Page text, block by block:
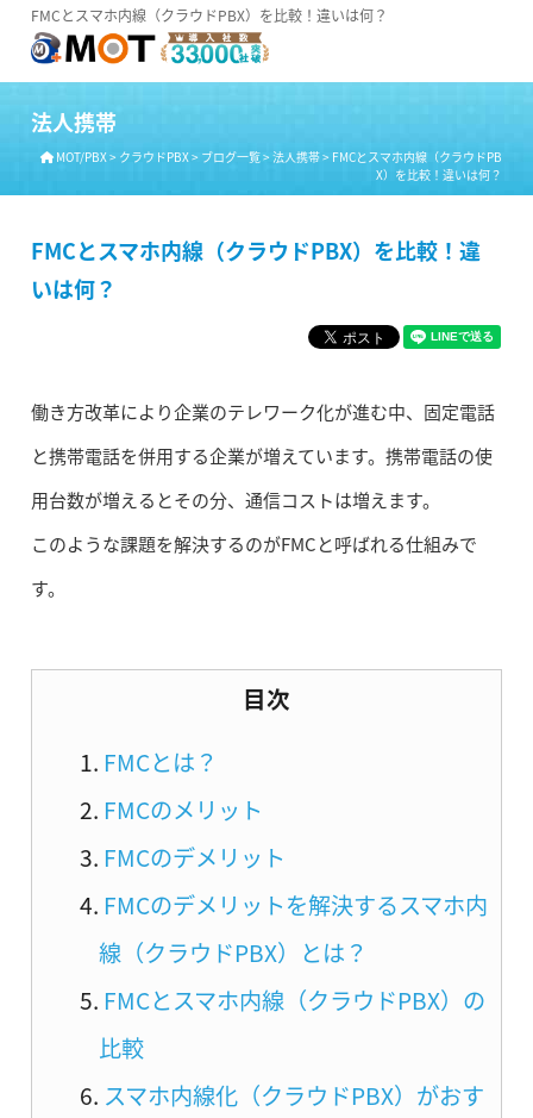
FMCとスマホ内線（クラウドPBX）を比較！違いは何？
法人携帯
MOT/PBX> クラウドPBX> ブログ一覧> 法人携帯> FMCとスマホ内線（クラウドPB
X）を比較！違いは何？
FMCとスマホ内線（クラウドPBX）を比較！違
いは何？
働き方改革により企業のテレワーク化が進む中、固定電話
と携帯電話を併用する企業が増えています。携帯電話の使
用台数が増えるとその分、通信コストは増えます。
このような課題を解決するのがFMCと呼ばれる仕組みで
す。
目次
FMCとは？
FMCのメリット
FMCのデメリット
FMCのデメリットを解決するスマホ内
線（クラウドPBX）とは？
FMCとスマホ内線（クラウドPBX）の
比較
スマホ内線化（クラウドPBX）がおす